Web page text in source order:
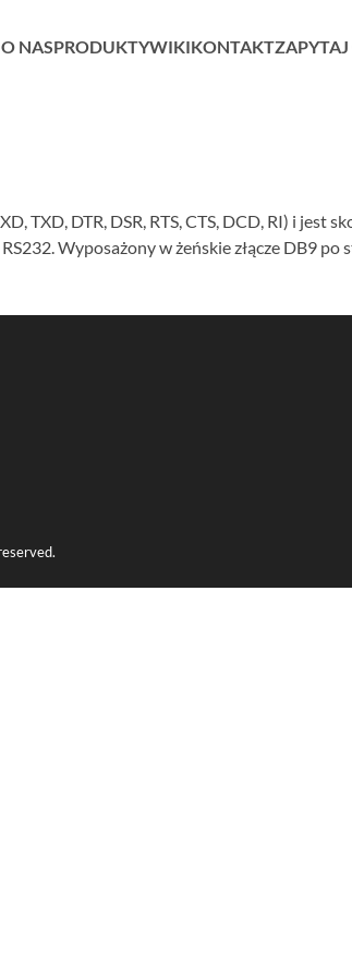
O NASPRODUKTYWIKIKONTAKTZAPYTAJ
TXD, DTR, DSR, RTS, CTS, DCD, RI) i jest
Wyposażony w żeńskie złącze DB9 po